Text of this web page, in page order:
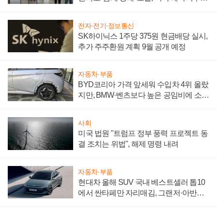
전자·전기·정보통신
SK하이닉스 1주당 375원 현금배당 실시,
추가 주주환원 계획 9월 공개 예정
자동차·부품
BYD코리아 가격 앞세워 수입차 4위 올랐
지만, BMW·벤츠보다 높은 공임비에 소비
사회
미국 법원 "트럼프 정부 풍력 프로젝트 동
결 조치는 위법", 해제 명령 내려
자동차·부품
현대차 올해 SUV 국내 베스트셀러 톱10
에서 싼타페만 자리매김, 그랜저·아반떼